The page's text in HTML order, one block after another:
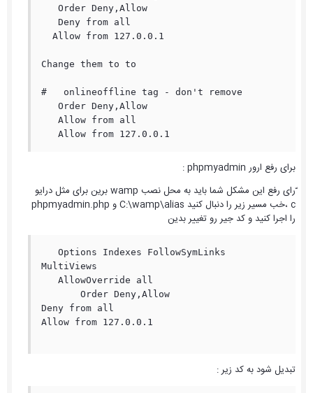
Change them to to
#   onlineoffline tag - don't remove
برای رفع ارور phpmyadmin :
ّرای رفع این مشکل شما باید به محل نصب wamp برین برای مثل درایو
c ،خب مسیر زیر را دنبال کنید C:\wamp\alias و phpmyadmin.php
را اجرا کنید و کد جیر رو تغییر بدین
MultiViews
Deny from all
Allow from 127.0.0.1
تبدیل شود به کد زیر :